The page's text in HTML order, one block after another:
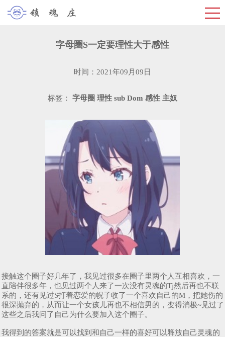
字母圈S一定要理性大于感性
时间：2021年09月09日
标签： 字母圈 理性 sub Dom 感性 主奴
接触这个圈子好几年了，我见过很多在圈子里两个人互相喜欢，一
直陪伴很多年，也见过两个人来了一次没有灵魂的Tj然后再也不联
系的，还有见过S打着恋爱的幌子收了一个喜欢自己的M，把她伤的
很深抛弃的，从而让一个女孩儿再也不相信男的，变得消极~见过了
这些之后我问了自己为什么要加入这个圈子。
我得到的答案就是可以找到和自己一样的喜好可以释放自己灵魂的